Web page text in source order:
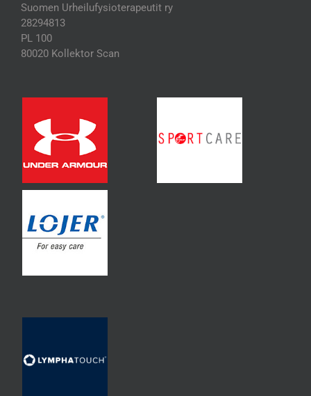
Suomen Urheilufysioterapeutit ry
28294813
PL 100
80020 Kollektor Scan